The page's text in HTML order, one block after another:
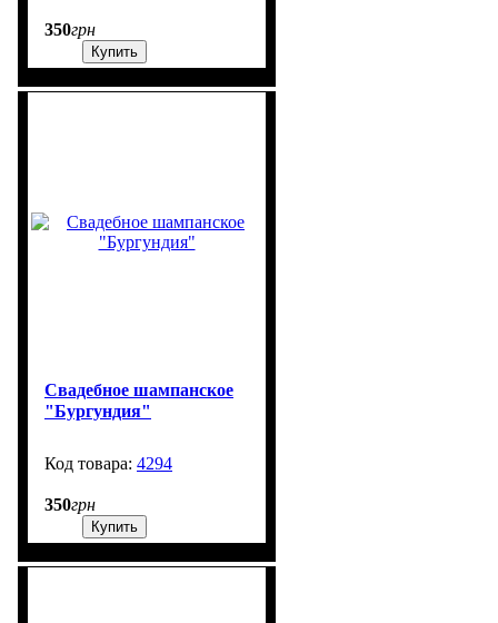
350грн
Купить
Свадебное шампанское
"Бургундия"
4294
350грн
Купить